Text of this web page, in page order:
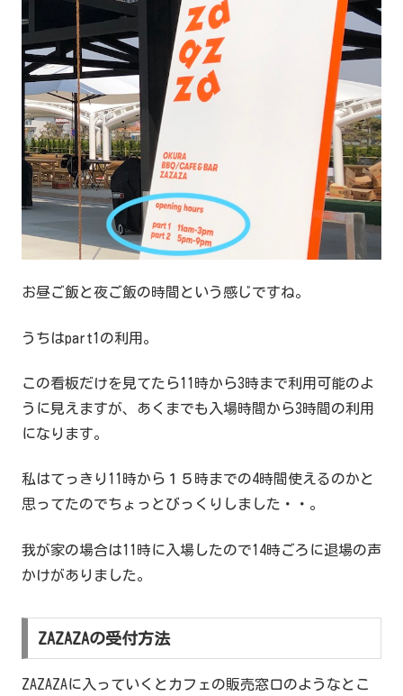
お昼ご飯と夜ご飯の時間という感じですね。
うちはpart1の利用。
この看板だけを見てたら11時から3時まで利用可能のよ
うに見えますが、あくまでも入場時間から3時間の利用
になります。
私はてっきり11時から１５時までの4時間使えるのかと
思ってたのでちょっとびっくりしました・・。
我が家の場合は11時に入場したので14時ごろに退場の声
かけがありました。
ZAZAZAの受付方法
ZAZAZAに入っていくとカフェの販売窓口のようなとこ